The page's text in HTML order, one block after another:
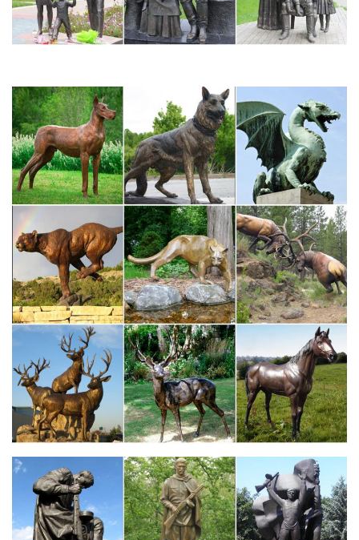
«Петергоф.Пирамидка над могилой собаки повторяла облик
обелисков, созданных еще в 1840-х гг. архитектором
Менеласом в Царском Селе.
Садовые фигуры собаки. Главная. Садовый декор. Коллекции
садовых фигур. Фигурки Собаки полистоун. Фильтр: Без
сортировки По названию По цене По новизне По рейтингу.
Всего найдено: 24.
Екатерининский парк. Царское село.. Обсуждение на
LiveInternet…
Чесменская колонна в Екатерининском парке Царского Села
— памятник, символизирующий силу и славу русского
флота.Сзади уродливое чудовище — дьявол, символ пороков.
Рыцаря сопровождает лишь один друг — его собака.
Статуэтки серии "Собаки" – купить в интернет магазине…
Статуэтки серии "Собаки". Доставка по Москве и в другие
регионы. Самовывоз. Большой каталог. Фото.
Цены.Инструменты садовые.
Скульптуры и статуэтки символ 2018 года Собака
Картины сваровски. Скульптуры и статуэтки. Наборы для
спиртного. Садовые фигуры. Фонтаны.Успейте купить символ
нового 2018 года! Фигурки собак по низкой цене! Срочная
доставка по России! Доставим Ваш заказ за 2 дня всего за 450
рублей!
символ 2018 года – Собака | Веселый фарфор
символ 2018 года – Собака. По популярности По новизне По